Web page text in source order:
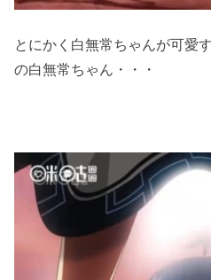
とにかく白無常ちゃんが可愛
の白無常ちゃん・・・